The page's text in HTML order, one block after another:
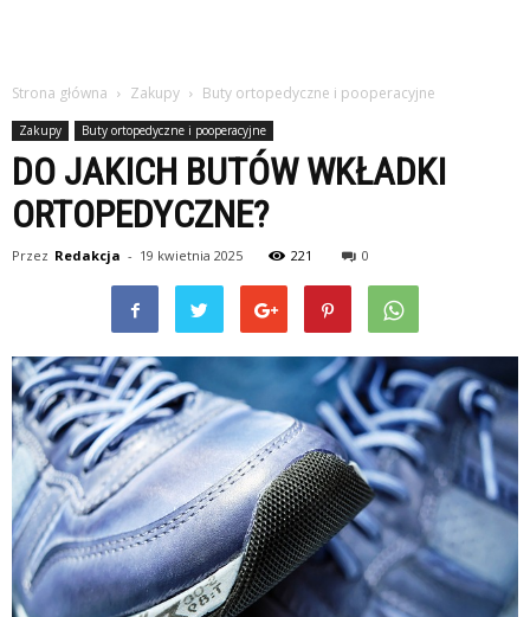
Strona główna Zakupy Buty ortopedyczne i pooperacyjne
Zakupy Buty ortopedyczne i pooperacyjne
DO JAKICH BUTÓW WKŁADKI
ORTOPEDYCZNE?
Przez Redakcja - 19 kwietnia 2025 221 0